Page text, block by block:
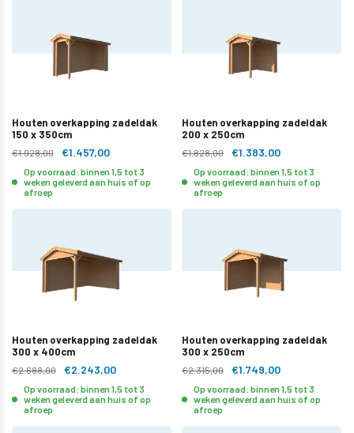
Houten overkapping zadeldak
150 x 350cm
€1.928,00 €1.457,00
Op voorraad: binnen 1,5 tot 3
weken geleverd aan huis of op
afroep
Houten overkapping zadeldak
200 x 250cm
€1.828,00 €1.383,00
Op voorraad: binnen 1,5 tot 3
weken geleverd aan huis of op
afroep
Houten overkapping zadeldak
300 x 400cm
€2.688,00 €2.243,00
Op voorraad: binnen 1,5 tot 3
weken geleverd aan huis of op
afroep
Houten overkapping zadeldak
300 x 250cm
€2.315,00 €1.749,00
Op voorraad: binnen 1,5 tot 3
weken geleverd aan huis of op
afroep